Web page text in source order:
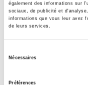
également des informations sur
sociaux, de publicité et
informations que vous leur avez
de leurs services.
Nécessaires
Préférences
Specifications
Contents